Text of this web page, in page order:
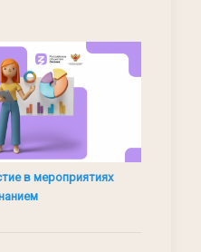
в мероприятиях